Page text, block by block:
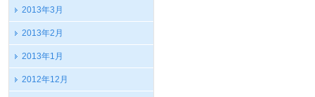
2013年3月
2013年2月
2013年1月
2012年12月